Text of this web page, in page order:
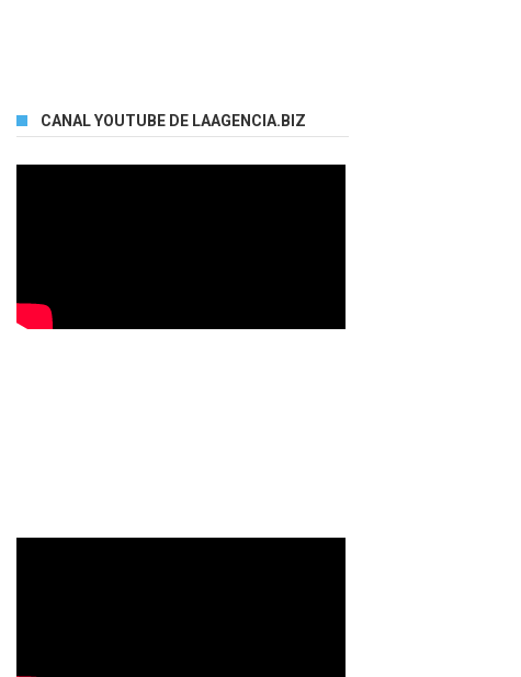
CANAL YOUTUBE DE LAAGENCIA.BIZ